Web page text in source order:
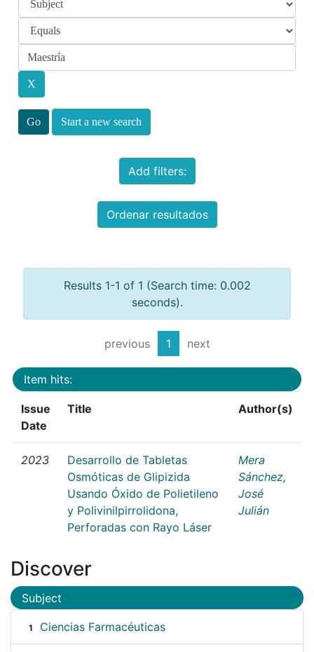
Start a new search
Add filters:
Ordenar resultados
Results 1-1 of 1 (Search time: 0.002
seconds).
previous 1 next
Item hits:
Issue
Date
Title Author(s)
2023
Desarrollo de Tabletas
Osmóticas de Glipizida
Usando Óxido de Polietileno
y Polivinilpirrolidona,
Perforadas con Rayo Láser
Mera
Sánchez,
José
Julián
Discover
Subject
1 Ciencias Farmacéuticas